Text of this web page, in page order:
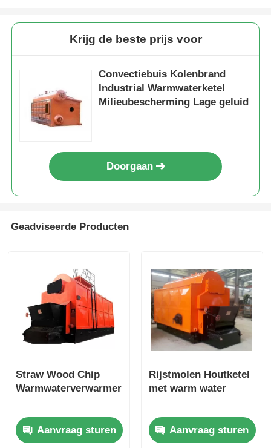
Krijg de beste prijs voor
Convectiebuis Kolenbrand
Industrial Warmwaterketel
Milieubescherming Lage geluid
Doorgaan
Geadviseerde Producten
Straw Wood Chip
Warmwaterverwarmer
Aanvraag sturen
Rijstmolen Houtketel
met warm water
Aanvraag sturen